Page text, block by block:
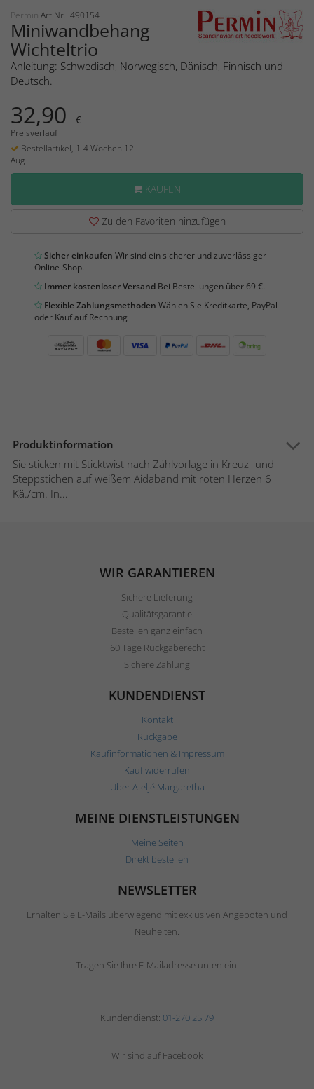
Permin Art.Nr.: 490154
Miniwandbehang
Wichteltrio
Anleitung: Schwedisch, Norwegisch, Dänisch, Finnisch und
Deutsch.
32,90 €
Preisverlauf
Bestellartikel, 1-4 Wochen 12
Aug
KAUFEN
Zu den Favoriten hinzufügen
Sicher einkaufen Wir sind ein sicherer und zuverlässiger
Online-Shop.
Immer kostenloser Versand Bei Bestellungen über 69 €.
Flexible Zahlungsmethoden Wählen Sie Kreditkarte, PayPal
oder Kauf auf Rechnung
Produktinformation
Sie sticken mit Sticktwist nach Zählvorlage in Kreuz- und
Steppstichen auf weißem Aidaband mit roten Herzen 6
Kä./cm. In...
WIR GARANTIEREN
Sichere Lieferung
Qualitätsgarantie
Bestellen ganz einfach
60 Tage Rückgaberecht
Sichere Zahlung
KUNDENDIENST
Kontakt
Rückgabe
Kaufinformationen & Impressum
Kauf widerrufen
Über Ateljé Margaretha
MEINE DIENSTLEISTUNGEN
Meine Seiten
Direkt bestellen
NEWSLETTER
Erhalten Sie E-Mails überwiegend mit exklusiven Angeboten und
Neuheiten.
Tragen Sie Ihre E-Mailadresse unten ein.
Kundendienst: 01-270 25 79
Wir sind auf Facebook